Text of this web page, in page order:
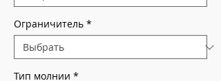
Ограничитель *
Тип молнии *